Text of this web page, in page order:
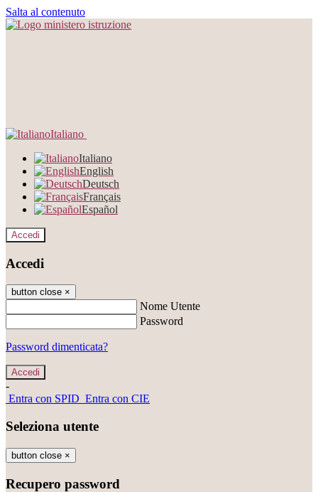
Salta al contenuto
Italiano
Italiano
English
Deutsch
Français
Español
Accedi
Accedi
button close ×
Nome Utente
Password
Password dimenticata?
-
Entra con SPID Entra con CIE
Seleziona utente
button close ×
Recupero password